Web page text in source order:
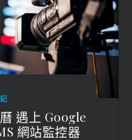
遇上 Google
網站監控器